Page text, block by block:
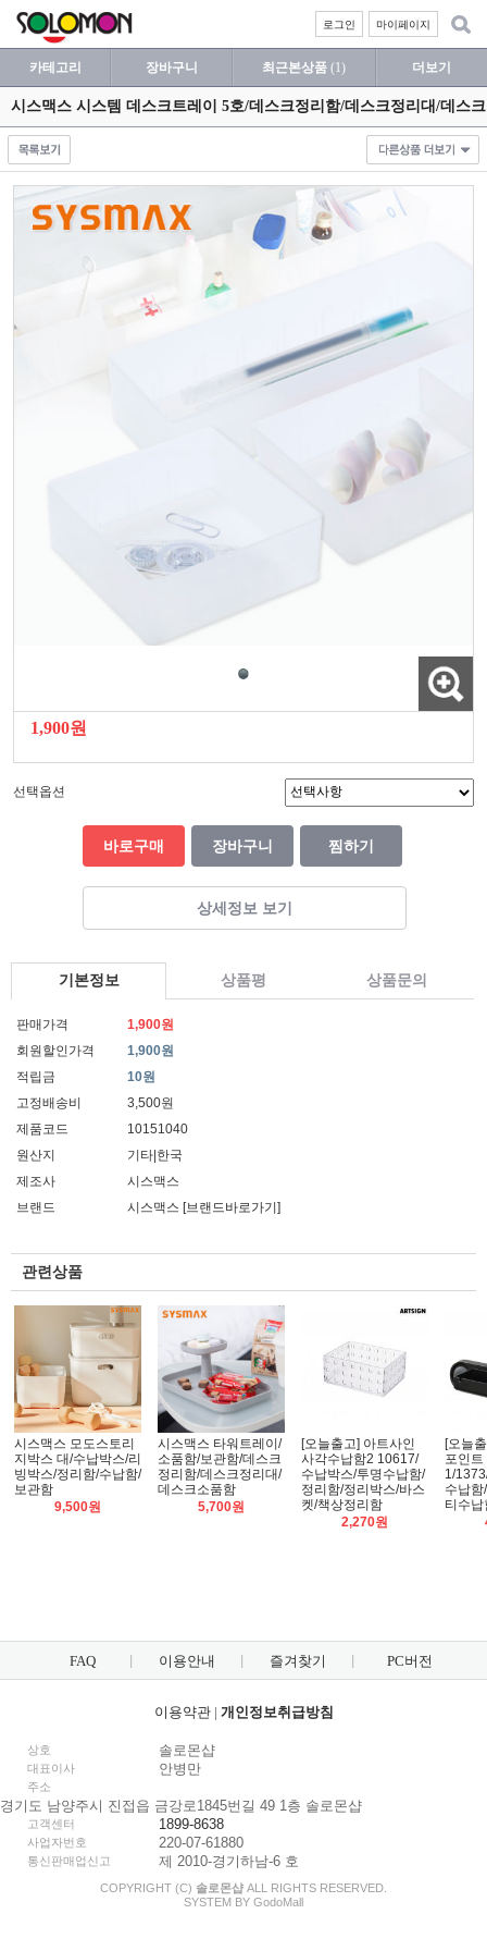
마이페이지
로그인
카테고리 장바구니 최근본상품 (1) 더보기
시스맥스 시스템 데스크트레이 5호/데스크정리함/데스크정리대/데스
1,900원
선택옵션
바로구매 장바구니 찜하기
상세정보 보기
기본정보 상품평 상품문의
판매가격
1,900원
회원할인가격
1,900원
적립금
10원
고정배송비
3,500원
제품코드
10151040
원산지
기타|한국
제조사
시스맥스
브랜드
시스맥스 [브랜드바로가기]
관련상품
시스맥스 모도스토리
지박스 대/수납박스/리
빙박스/정리함/수납함/
보관함
9,500원
시스맥스 타워트레이/
소품함/보관함/데스크
정리함/데스크정리대/
데스크소품함
5,700원
[오늘출고] 아트사인
사각수납함2 10617/
수납박스/투명수납함/
정리함/정리박스/바스
켓/책상정리함
2,270원
[오늘
포인
1/
수납
티수납
FAQ 이용안내 즐겨찾기 PC버전
이용약관| 개인정보취급방침
상호 솔로몬샵
대표이사 안병만
주소
경기도 남양주시 진접읍 금강로1845번길 49 1층 솔로몬샵
고객센터 1899-8638
사업자번호 220-07-61880
통신판매업신고 제 2010-경기하남-6 호
COPYRIGHT (C) 솔로몬샵 ALL RIGHTS RESERVED.
SYSTEM BY GodoMall